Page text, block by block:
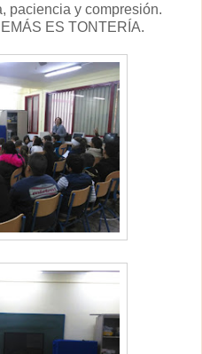
paciencia y compresión.
ES TONTERÍA.